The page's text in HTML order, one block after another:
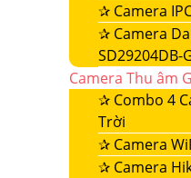
✰ Camera
✰ Camera
SD29204DB-
Camera Thu âm
✰ Combo 4
Trời
✰ Camera
✰ Camera